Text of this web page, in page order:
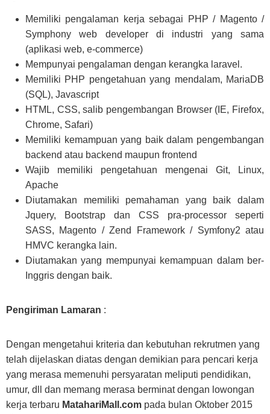
Memiliki pengalaman kerja sebagai PHP / Magento /
Symphony web developer di industri yang sama
(aplikasi web, e-commerce)
Mempunyai pengalaman dengan kerangka laravel.
Memiliki PHP pengetahuan yang mendalam, MariaDB
(SQL), Javascript
HTML, CSS, salib pengembangan Browser (IE, Firefox,
Chrome, Safari)
Memiliki kemampuan yang baik dalam pengembangan
backend atau backend maupun frontend
Wajib memiliki pengetahuan mengenai Git, Linux,
Apache
Diutamakan memiliki pemahaman yang baik dalam
Jquery, Bootstrap dan CSS pra-processor seperti
SASS, Magento / Zend Framework / Symfony2 atau
HMVC kerangka lain.
Diutamakan yang mempunyai kemampuan dalam ber-
Inggris dengan baik.
Pengiriman Lamaran :
Dengan mengetahui kriteria dan kebutuhan rekrutmen yang
telah dijelaskan diatas dengan demikian para pencari kerja
yang merasa memenuhi persyaratan meliputi pendidikan,
umur, dll dan memang merasa berminat dengan lowongan
kerja terbaru MatahariMall.com pada bulan Oktober 2015